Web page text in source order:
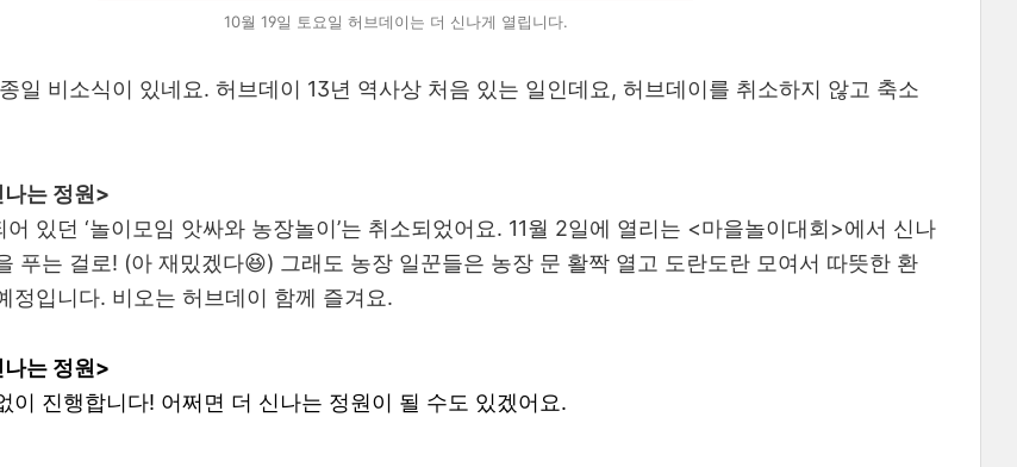
10월 19일 토요일 허브데이는 더 신나게 열립니다.
일 비소식이 있네요. 허브데이 13년 역사상 처음 있는 일인데요, 허브데이를 취소하지 않고 축소
는 정원>
있던 ‘놀이모임 앗싸와 농장놀이’는 취소되었어요. 11월 2일에 열리는 <마을놀이대회>에서 신나
푸는 걸로! (아 재밌겠다😆) 그래도 농장 일꾼들은 농장 문 활짝 열고 도란도란 모여서 따뜻한 환
정입니다. 비오는 허브데이 함께 즐겨요.
는 정원>
이 진행합니다! 어쩌면 더 신나는 정원이 될 수도 있겠어요.